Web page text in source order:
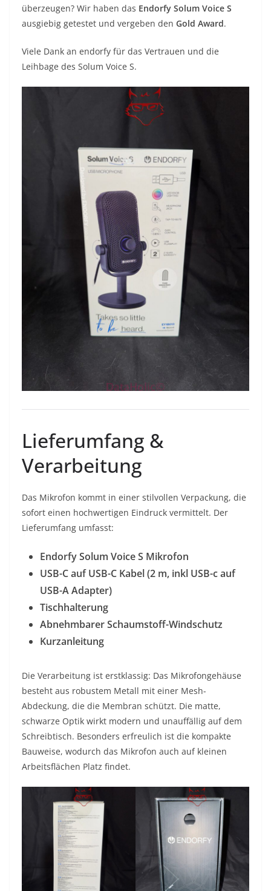
überzeugen? Wir haben das Endorfy Solum Voice S
ausgiebig getestet und vergeben den Gold Award.
Viele Dank an endorfy für das Vertrauen und die
Leihbage des Solum Voice S.
Lieferumfang &
Verarbeitung
Das Mikrofon kommt in einer stilvollen Verpackung, die
sofort einen hochwertigen Eindruck vermittelt. Der
Lieferumfang umfasst:
Endorfy Solum Voice S Mikrofon
USB-C auf USB-C Kabel (2 m, inkl USB-c auf
USB-A Adapter)
Tischhalterung
Abnehmbarer Schaumstoff-Windschutz
Kurzanleitung
Die Verarbeitung ist erstklassig: Das Mikrofongehäuse
besteht aus robustem Metall mit einer Mesh-
Abdeckung, die die Membran schützt. Die matte,
schwarze Optik wirkt modern und unauffällig auf dem
Schreibtisch. Besonders erfreulich ist die kompakte
Bauweise, wodurch das Mikrofon auch auf kleinen
Arbeitsflächen Platz findet.